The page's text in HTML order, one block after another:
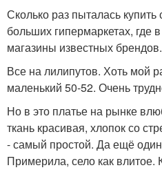
Сколько раз пыталась
больших гипермаркетах, где
магазины известных брендов.
Все на лилипутов. Хоть мой
маленький 50-52. Очень
Но в это платье на рынке
ткань красивая, хлопок со
- самый простой. Да ещё
Примерила, село как влитое.